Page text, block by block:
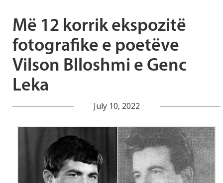
Më 12 korrik ekspozitë
fotografike e poetëve
Vilson Blloshmi e Genc
Leka
July 10, 2022